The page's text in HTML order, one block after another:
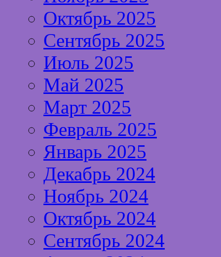
Октябрь 2025
Сентябрь 2025
Июль 2025
Май 2025
Март 2025
Февраль 2025
Январь 2025
Декабрь 2024
Ноябрь 2024
Октябрь 2024
Сентябрь 2024